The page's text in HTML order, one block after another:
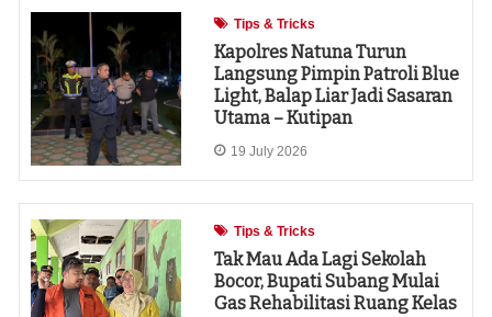
Tips & Tricks
Kapolres Natuna Turun
Langsung Pimpin Patroli Blue
Light, Balap Liar Jadi Sasaran
Utama – Kutipan
19 July 2026
Tips & Tricks
Tak Mau Ada Lagi Sekolah
Bocor, Bupati Subang Mulai
Gas Rehabilitasi Ruang Kelas